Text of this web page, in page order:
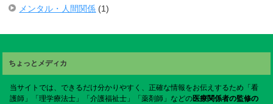
メンタル・人間関係 (1)
ちょっとメディカ
当サイトでは、できるだけ分かりやすく、正確な情報をお伝えするため「看
護師」「理学療法士」「介護福祉士」「薬剤師」などの医療関係者の監修の